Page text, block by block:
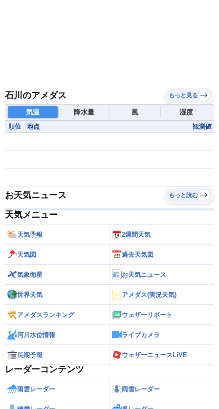
石川のアメダス もっと見る
気温 降水量 風 湿度
順位 地点 観測値
お天気ニュース もっと読む
天気メニュー
天気予報 2週間天気
天気図 過去天気図
気象衛星 お天気ニュース
世界天気 アメダス(実況天気)
アメダスランキング ウェザーリポート
河川水位情報 ライブカメラ
長期予報 ウェザーニュースLiVE
レーダーコンテンツ
雨雲レーダー 雨雪レーダー